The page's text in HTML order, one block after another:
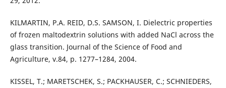
KILMARTIN, P.A. REID, D.S. SAMSON, I. Dielectric properties
of frozen maltodextrin solutions with added NaCl across the
glass transition. Journal of the Science of Food and
Agriculture, v.84, p. 1277–1284, 2004.
KISSEL, T.; MARETSCHEK, S.; PACKHAUSER, C.; SCHNIEDERS,